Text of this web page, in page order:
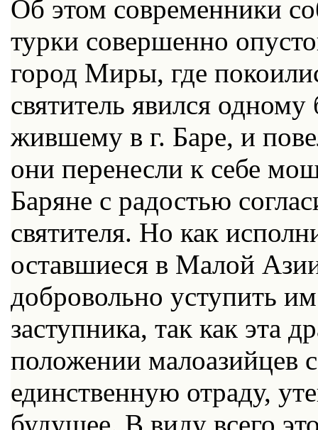
Об этом современники
турки совершенно
город Миры, где
святитель явился
жившему в г. Баре, и
они перенесли к себе
Баряне с радостью
святителя. Но как
оставшиеся в Малой
добровольно уступить
заступника, так как эта
положении малоазийцев
единственную отраду,
будущее. В виду всего